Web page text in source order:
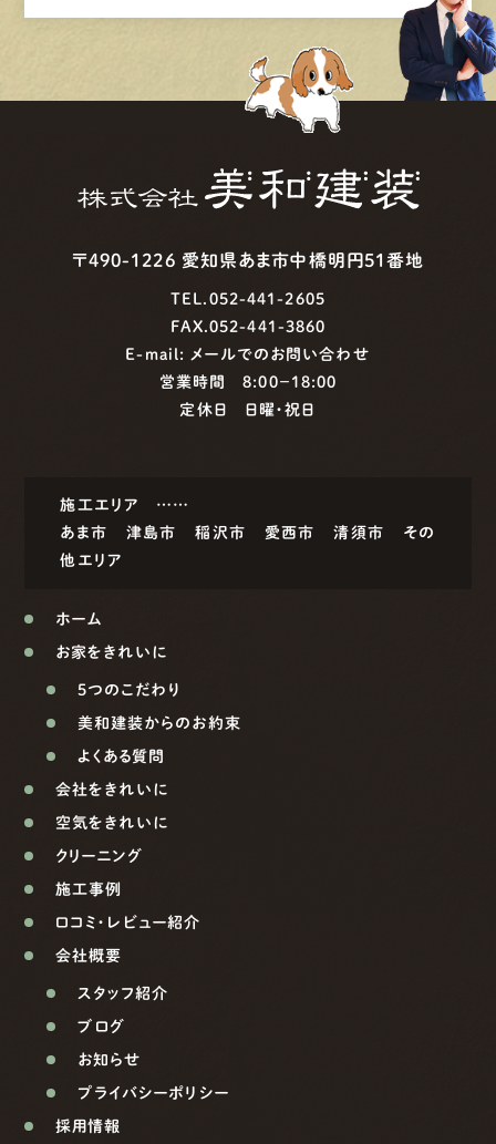
〒490-1226 愛知県あま市中橋明円51番地
TEL.052-441-2605
FAX.052-441-3860
E-mail: メールでのお問い合わせ
営業時間 8:00−18:00
定休日 日曜・祝日
施工エリア ……
あま市
津島市 稲沢市 愛西市 清須市
その
他エリア
ホーム
お家をきれいに
5つのこだわり
美和建装からのお約束
よくある質問
会社をきれいに
空気をきれいに
クリーニング
施工事例
口コミ・レビュー紹介
会社概要
スタッフ紹介
ブログ
お知らせ
プライバシーポリシー
採用情報